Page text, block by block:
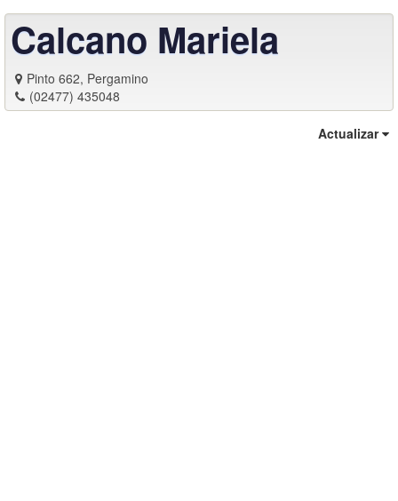
Calcano Mariela
Pinto 662, Pergamino
(02477) 435048
Actualizar